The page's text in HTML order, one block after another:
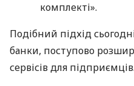
комплекті».
Подібний підхід
банки, поступово
сервісів для підприємців.